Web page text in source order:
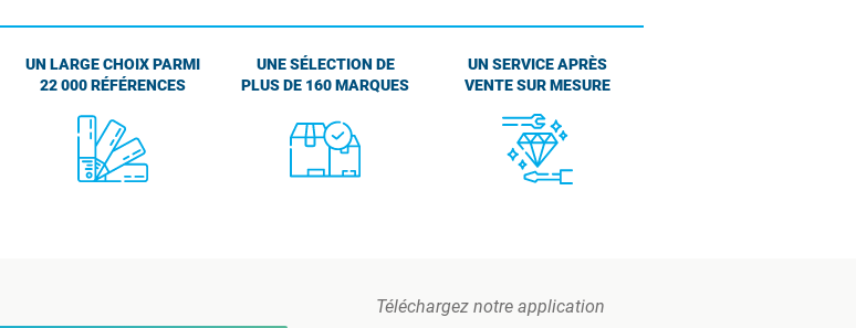
UN LARGE CHOIX PARMI
22 000 RÉFÉRENCES
UNE SÉLECTION DE
PLUS DE 160 MARQUES
UN SERVICE APRÈS
VENTE SUR MESURE
Téléchargez notre application